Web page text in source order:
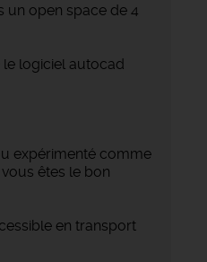
un open space de 4
logiciel autocad
expérimenté comme
êtes le bon
en transport